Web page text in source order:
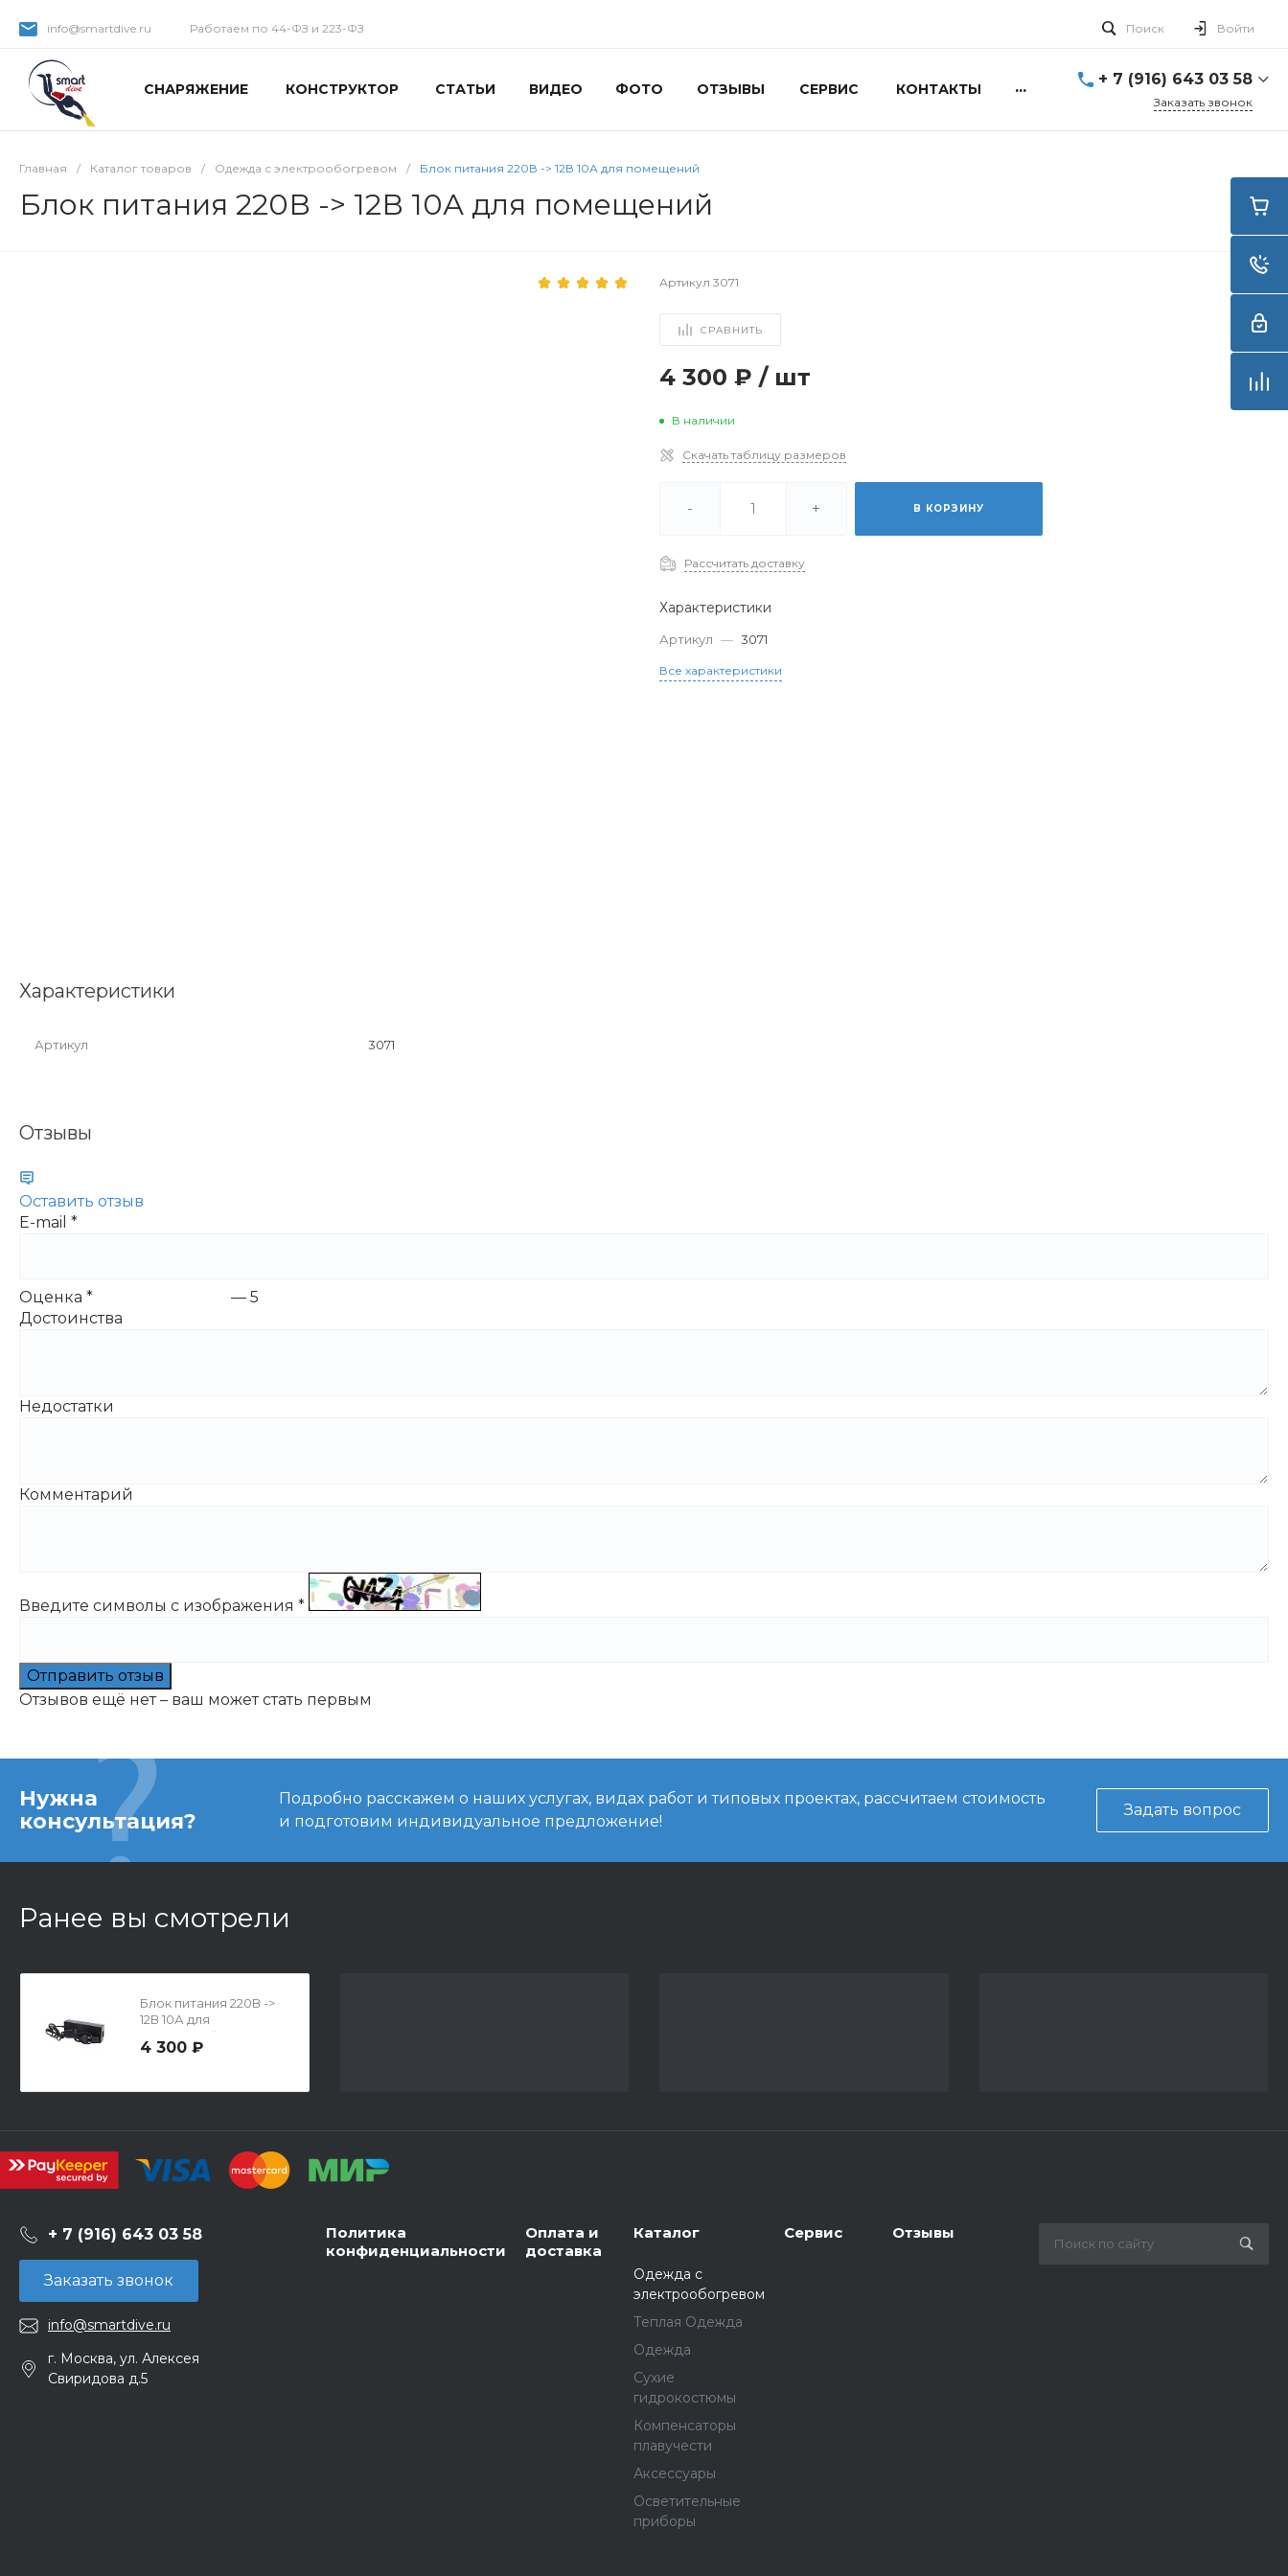
info@smartdive.ru Работаем по 44-ФЗ и 223-ФЗ Поиск Войти
СНАРЯЖЕНИЕ КОНСТРУКТОР СТАТЬИ ВИДЕО ФОТО ОТЗЫВЫ СЕРВИС КОНТАКТЫ ... + 7 (916) 643 03 58
Заказать звонок
Главная / Каталог товаров / Одежда с электрообогревом / Блок питания 220В -> 12В 10А для помещений
Блок питания 220В -> 12В 10А для помещений
Артикул 3071
СРАВНИТЬ
4 300 ₽ / шт
В наличии
Скачать таблицу размеров
- + В КОРЗИНУ
Рассчитать доставку
Характеристики
Артикул — 3071
Все характеристики
Характеристики
Артикул 3071
Отзывы
Оставить отзыв
E-mail *
Оценка * — 5
Достоинства
Недостатки
Комментарий
Введите символы с изображения *
Отправить отзыв
Отзывов ещё нет – ваш может стать первым
Нужна
консультация?
Подробно расскажем о наших услугах, видах работ и типовых проектах, рассчитаем стоимость
и подготовим индивидуальное предложение!
Задать вопрос
Ранее вы смотрели
Блок питания 220В ->
12В 10А для
помещений
4 300 ₽
+ 7 (916) 643 03 58
Заказать звонок
info@smartdive.ru
г. Москва, ул. Алексея
Свиридова д.5
Политика
конфиденциальности
Оплата и
доставка
Каталог
Одежда с
электрообогревом
Теплая Одежда
Одежда
Сухие
гидрокостюмы
Компенсаторы
плавучести
Аксессуары
Осветительные
приборы
Сервис Отзывы